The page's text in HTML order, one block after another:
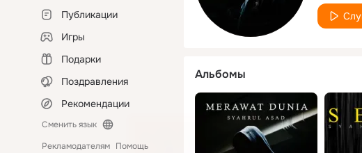
Публикации
Игры
Подарки
Поздравления
Рекомендации
Сменить язык
Рекламодателям Помощь
Альбомы